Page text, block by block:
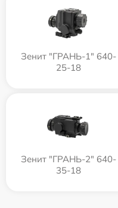
Зенит "ГРАНЬ-1" 640-
25-18
Зенит "ГРАНЬ-2" 640-
35-18